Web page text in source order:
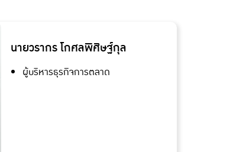
นายวรากร โกศลพิศิษฐ์กุล
ผู้บริหารธุรกิจการตลาด